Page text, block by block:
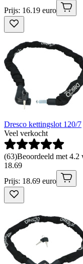
Prijs: 16.19 euro
Dresco kettingslot 120/7
Veel verkocht
(63)Beoordeeld met 4.2
18.69
Prijs: 18.69 euro